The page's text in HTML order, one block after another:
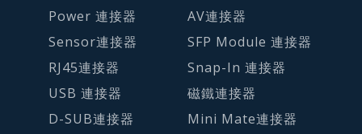
Power 連接器
Sensor連接器
RJ45連接器
USB 連接器
D-SUB連接器
AV連接器
SFP Module 連接器
Snap-In 連接器
磁鐵連接器
Mini Mate連接器